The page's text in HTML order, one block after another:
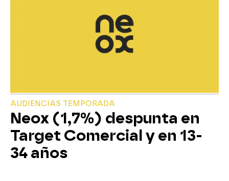
AUDIENCIAS TEMPORADA
Neox (1,7%) despunta en
Target Comercial y en 13-
34 años